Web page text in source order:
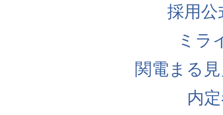
採用公
ミラ
関電まる
内